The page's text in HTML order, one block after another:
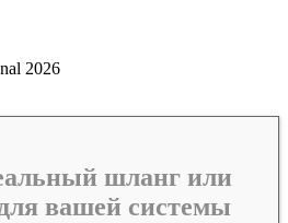
2026
шланг или
вашей системы